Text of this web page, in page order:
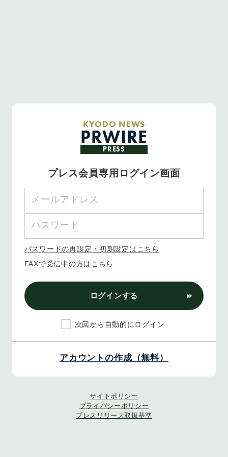
KYODO NEWS
PRWIRE
PRESS
プレス会員専用ログイン画面
パスワードの再設定・初期設定はこちら
FAXで受信中の方はこちら
ログインする
次回から自動的にログイン
アカウントの作成（無料）
サイトポリシー
プライバシーポリシー
プレスリリース取扱基準